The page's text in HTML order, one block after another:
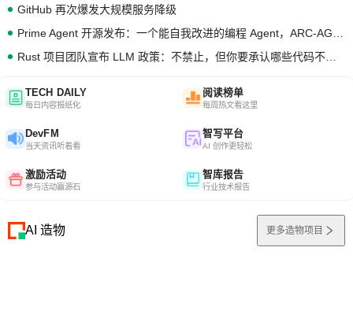
GitHub 再次爆发大规模服务降级
TECH DAILY
每日内容报纸化
阅读榜单
每周热文看这里
DevFM
当天资讯听着看
智写平台
AI 创作更轻松
激励活动
参与活动赢源石
智库报告
行业技术报告
AI 造物 更多造物项目